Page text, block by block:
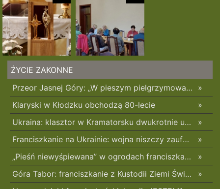
ŻYCIE ZAKONNE
»
Przeor Jasnej Góry: „W pieszym pielgrzymowaniu jest coś niezwykłego”
»
Klaryski w Kłodzku obchodzą 80-lecie
»
Ukraina: klasztor w Kramatorsku dwukrotnie uszkodzony w ciągu trzech tygodni
»
Franciszkanie na Ukrainie: wojna niszczy zaufanie
»
„Pieśń niewyśpiewana” w ogrodach franciszkańskich w Radomsku
»
Góra Tabor: franciszkanie z Kustodii Ziemi Świętej świętowali Przemienienie Pańskie